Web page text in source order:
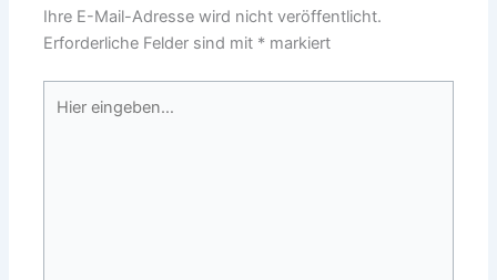
Ihre E-Mail-Adresse wird nicht veröffentlicht.
Erforderliche Felder sind mit * markiert
eingeben…